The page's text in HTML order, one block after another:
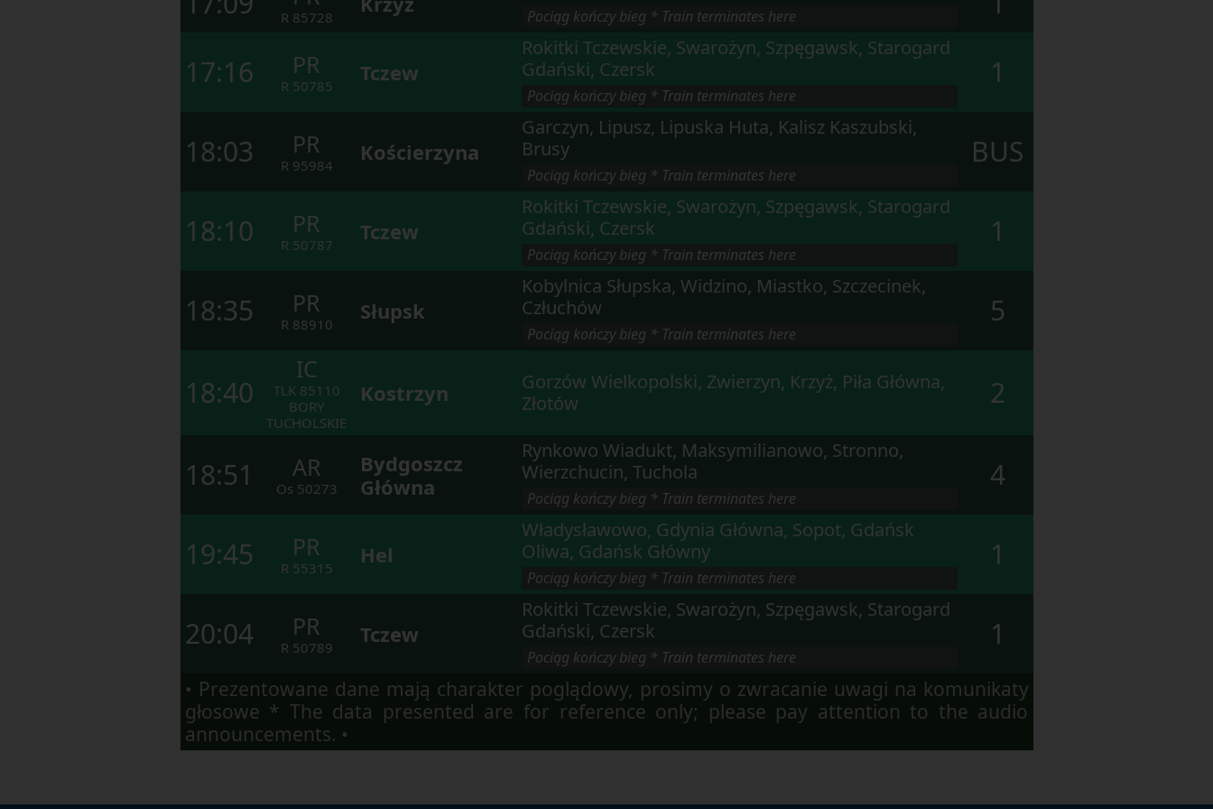
R 85728 Pociąg kończy bieg * Train terminates here
17:16
PR
R 50785 Tczew
Rokitki Tczewskie, Swarożyn, Szpęgawsk, Starogard
Gdański, Czersk
Pociąg kończy bieg * Train terminates here
1
18:03 PR
R 95984 Kościerzyna
Garczyn, Lipusz, Lipuska Huta, Kalisz Kaszubski,
Brusy
Pociąg kończy bieg * Train terminates here
BUS
18:10 PR
R 50787 Tczew
Rokitki Tczewskie, Swarożyn, Szpęgawsk, Starogard
Gdański, Czersk
Pociąg kończy bieg * Train terminates here
1
18:35 PR
R 88910 Słupsk
Kobylnica Słupska, Widzino, Miastko, Szczecinek,
Człuchów
Pociąg kończy bieg * Train terminates here
5
18:40
IC
TLK 85110
BORY
TUCHOLSKIE
Kostrzyn
Gorzów Wielkopolski, Zwierzyn, Krzyż, Piła Główna,
Złotów
2
18:51 AR
Os 50273
Bydgoszcz
Główna
Rynkowo Wiadukt, Maksymilianowo, Stronno,
Wierzchucin, Tuchola
Pociąg kończy bieg * Train terminates here
4
19:45 PR
R 55315 Hel
Władysławowo, Gdynia Główna, Sopot, Gdańsk
Oliwa, Gdańsk Główny
Pociąg kończy bieg * Train terminates here
1
20:04 PR
R 50789 Tczew
Rokitki Tczewskie, Swarożyn, Szpęgawsk, Starogard
Gdański, Czersk
Pociąg kończy bieg * Train terminates here
1
• Prezentowane dane mają charakter poglądowy, prosimy o zwracanie uwagi na komunikaty
głosowe * The data presented are for reference only; please pay attention to the audio
announcements. •
доступних
Натисніть
елементах